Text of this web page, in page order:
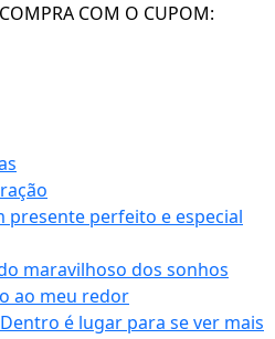
COM O CUPOM:
presente perfeito e especial
maravilhoso dos sonhos
ao meu redor
é lugar para se ver mais